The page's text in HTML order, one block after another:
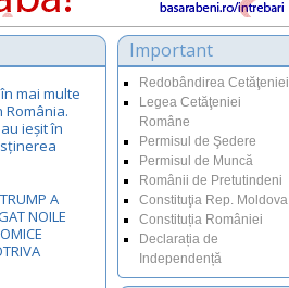
Important
Redobândirea Cetăţeniei
Legea Cetăţeniei
Române
Permisul de Şedere
Permisul de Muncă
Românii de Pretutindeni
Constituţia Rep. Moldova
Constituția României
Declarația de
Independență
mai multe
România.
ieșit în
A
NOILE